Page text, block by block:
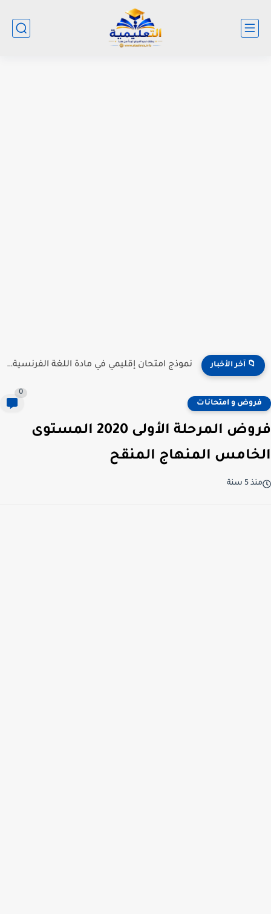
📁 آخر الأخبار نموذج امتحان إقليمي في مادة اللغة الفرنسية للمستوى السادس...
فروض و امتحانات
0
فروض المرحلة الأولى 2020 المستوى
الخامس المنهاج المنقح
منذ 5 سنة